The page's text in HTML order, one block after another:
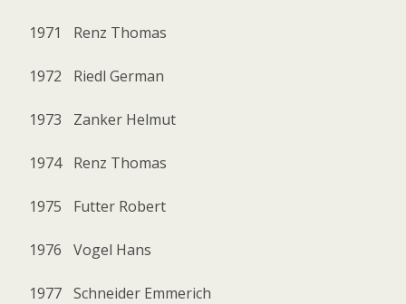
1971 Renz Thomas
1972 Riedl German
1973 Zanker Helmut
1974 Renz Thomas
1975 Futter Robert
1976 Vogel Hans
1977 Schneider Emmerich